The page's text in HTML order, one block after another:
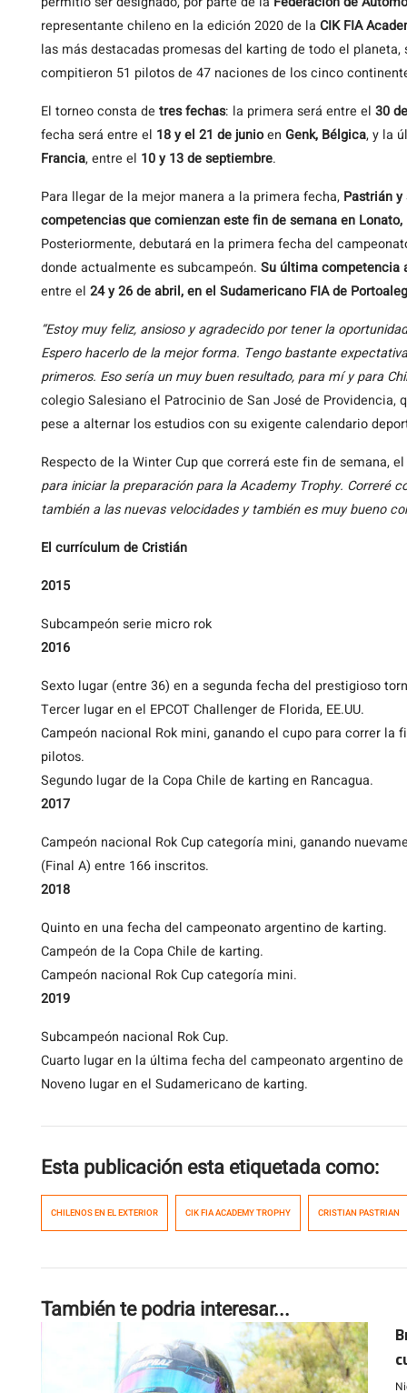
representante chileno en la edición 2020 de la CIK FIA
las más destacadas promesas del karting de todo el
compitieron 51 pilotos de 47 naciones de los cinco
El torneo consta de tres fechas: la primera será entre el 30
fecha será entre el 18 y el 21 de junioen Genk, Bélgica, y la
Francia, entre el 10 y 13 de septiembre.
Para llegar de la mejor manera a la primera fecha, Pastrián
competencias que comienzan este fin de semana en
Posteriormente, debutará en la primera fecha del
donde actualmente es subcampeón. Su última competencia
entre el 24 y 26 de abril, en el Sudamericano FIA de
“Estoy muy feliz, ansioso y agradecido por tener la
Espero hacerlo de la mejor forma. Tengo bastante
primeros. Eso sería un muy buen resultado, para mí y para
colegio Salesiano el Patrocinio de San José de
pese a alternar los estudios con su exigente calendario
Respecto de la Winter Cup que correrá este fin de semana,
para iniciar la preparación para la Academy Trophy. Correré
también a las nuevas velocidades y también es muy bueno
El currículum de Cristián
2015
Subcampeón serie micro rok
2016
Sexto lugar (entre 36) en a segunda fecha del prestigioso
Tercer lugar en el EPCOT Challenger de Florida, EE.UU.
Campeón nacional Rok mini, ganando el cupo para correr la
pilotos.
Segundo lugar de la Copa Chile de karting en Rancagua.
2017
Campeón nacional Rok Cup categoría mini, ganando
(Final A) entre 166 inscritos.
2018
Quinto en una fecha del campeonato argentino de karting.
Campeón de la Copa Chile de karting.
Campeón nacional Rok Cup categoría mini.
2019
Subcampeón nacional Rok Cup.
Cuarto lugar en la última fecha del campeonato argentino
Noveno lugar en el Sudamericano de karting.
Esta publicación esta etiquetada como:
CHILENOS EN EL EXTERIOR CIK FIA ACADEMY TROPHY CRISTIAN PASTRIAN
También te podria interesar...